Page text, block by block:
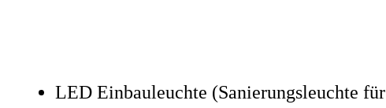
LED Einbauleuchte (Sanierungsleuchte für